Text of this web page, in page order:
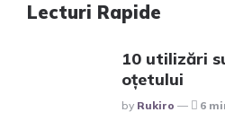
Lecturi Rapide
10 utilizări
oțetului
Posted
By Rukiro 6